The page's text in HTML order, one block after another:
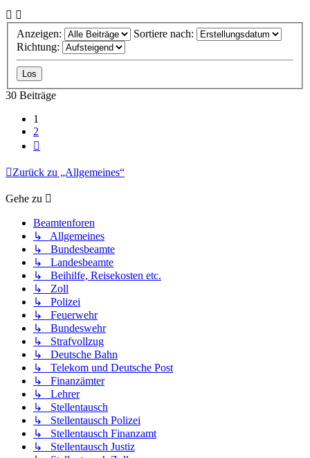
Anzeigen:
Sortiere nach:
Richtung:
30 Beiträge
1
2
Zurück zu „Allgemeines“
Gehe zu
Beamtenforen
↳ Allgemeines
↳ Bundesbeamte
↳ Landesbeamte
↳ Beihilfe, Reisekosten etc.
↳ Zoll
↳ Polizei
↳ Feuerwehr
↳ Bundeswehr
↳ Strafvollzug
↳ Deutsche Bahn
↳ Telekom und Deutsche Post
↳ Finanzämter
↳ Lehrer
↳ Stellentausch
↳ Stellentausch Polizei
↳ Stellentausch Finanzamt
↳ Stellentausch Justiz